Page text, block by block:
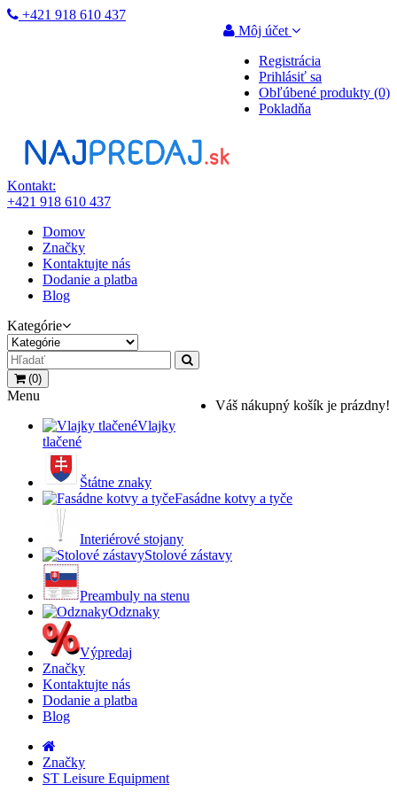
+421 918 610 437
Môj účet
Registrácia
Prihlásiť sa
Obľúbené produkty (0)
Pokladňa
Kontakt:
+421 918 610 437
Domov
Značky
Kontaktujte nás
Dodanie a platba
Blog
Kategórie
(0)
Váš nákupný košík je prázdny!
Menu
Vlajky
tlačené
Štátne znaky
Fasádne kotvy a tyče
Interiérové stojany
Stolové zástavy
Preambuly na stenu
Odznaky
Výpredaj
Značky
Kontaktujte nás
Dodanie a platba
Blog
Značky
ST Leisure Equipment